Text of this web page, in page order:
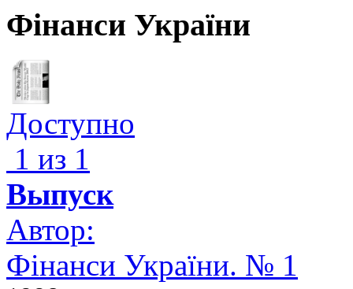
Фінанси України
Доступно
1 из 1
Выпуск
Автор:
Фінанси України. № 1